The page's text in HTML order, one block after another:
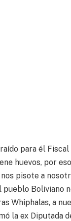
para él
huevos, por
pisote a
pueblo Boliviano
Whiphalas, a
la ex Diputada